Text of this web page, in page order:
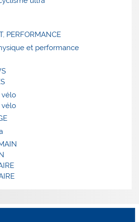
PERFORMANCE
et performance
vélo
vélo